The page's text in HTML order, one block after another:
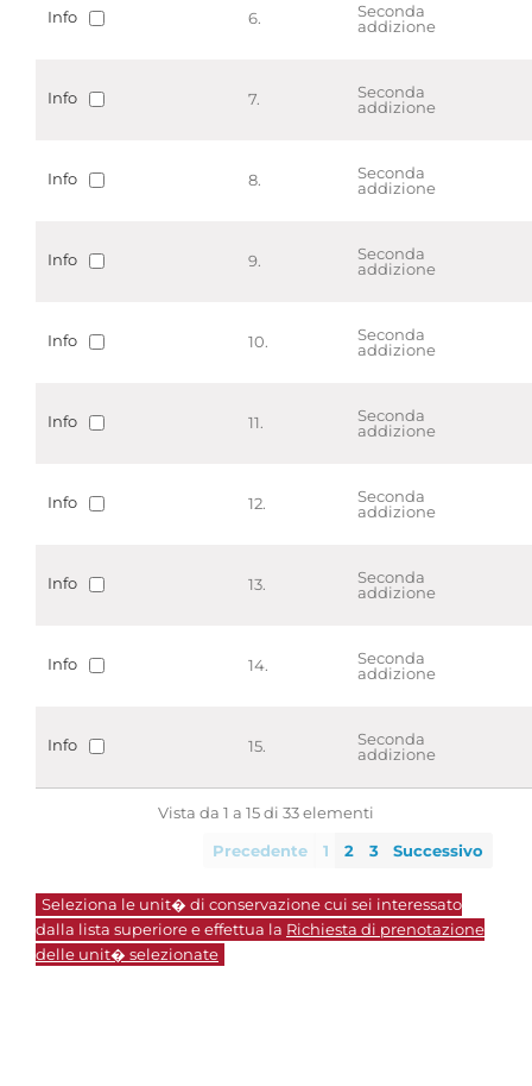
Info 6.
Seconda
addizione
Info 7.
Seconda
addizione
Info 8.
Seconda
addizione
Info 9.
Seconda
addizione
Info 10.
Seconda
addizione
Info 11.
Seconda
addizione
Info 12.
Seconda
addizione
Info 13.
Seconda
addizione
Info 14.
Seconda
addizione
Info 15.
Seconda
addizione
Vista da 1 a 15 di 33 elementi
Precedente 1 2 3 Successivo
Seleziona le unit� di conservazione cui sei interessato
dalla lista superiore e effettua la Richiesta di prenotazione
delle unit� selezionate